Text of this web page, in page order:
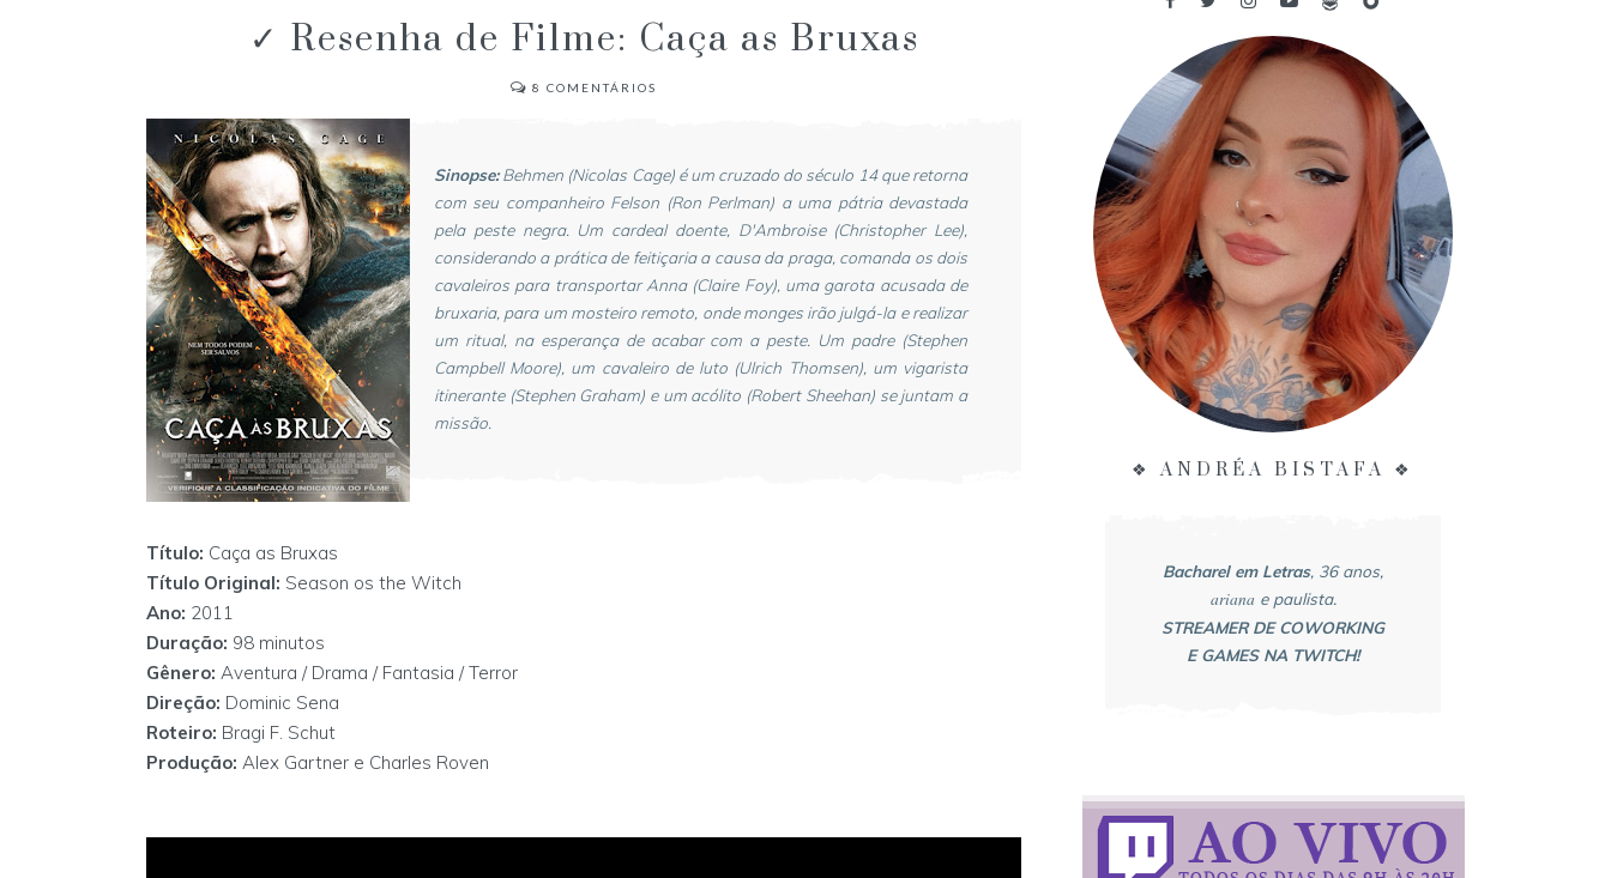
✓ Resenha de Filme: Caça as Bruxas
8 COMENTÁRIOS
Sinopse:Behmen (Nicolas Cage) é um cruzado do século 14 que retorna
com seu companheiro Felson (Ron Perlman) a uma pátria devastada
pela peste negra. Um cardeal doente, D'Ambroise (Christopher Lee),
considerando a prática de feitiçaria a causa da praga, comanda os dois
cavaleiros para transportar Anna (Claire Foy), uma garota acusada de
bruxaria, para um mosteiro remoto, onde monges irão julgá-la e realizar
um ritual, na esperança de acabar com a peste. Um padre (Stephen
Campbell Moore), um cavaleiro de luto (Ulrich Thomsen), um vigarista
itinerante (Stephen Graham) e um acólito (Robert Sheehan) se juntam a
missão.
Título: Caça as Bruxas
Título Original: Season os the Witch
Ano: 2011
Duração: 98 minutos
Gênero: Aventura / Drama / Fantasia / Terror
Direção: Dominic Sena
Roteiro: Bragi F. Schut
Produção: Alex Gartner e Charles Roven
❖ ANDRÉA BISTAFA ❖
Bacharel em Letras, 36 anos,
arianae paulista.
STREAMER DE COWORKING
E GAMES NA TWITCH!